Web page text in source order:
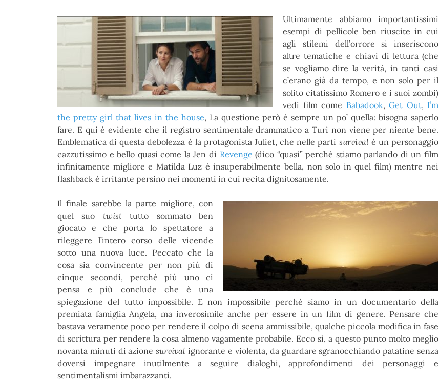
Ultimamente abbiamo importantissimi
esempi di pellicole ben riuscite in cui
agli stilemi dell’orrore si inseriscono
altre tematiche e chiavi di lettura (che
se vogliamo dire la verità, in tanti casi
c’erano già da tempo, e non solo per il
solito citatissimo Romero e i suoi zombi)
vedi film come Babadook, Get Out, I’m
the pretty girl that lives in the house, La questione però è sempre un po’ quella: bisogna saperlo
fare. E qui è evidente che il registro sentimentale drammatico a Turi non viene per niente bene.
Emblematica di questa debolezza è la protagonista Juliet, che nelle parti survival è un personaggio
cazzutissimo e bello quasi come la Jen di Revenge(dico “quasi” perché stiamo parlando di un film
infinitamente migliore e Matilda Luz è insuperabilmente bella, non solo in quel film) mentre nei
flashback è irritante persino nei momenti in cui recita dignitosamente.
Il finale sarebbe la parte migliore, con
quel suo twisttutto sommato ben
giocato e che porta lo spettatore a
rileggere l’intero corso delle vicende
sotto una nuova luce. Peccato che la
cosa sia convincente per non più di
cinque secondi, perché più uno ci
pensa e più conclude che è una
spiegazione del tutto impossibile. E non impossibile perché siamo in un documentario della
premiata famiglia Angela, ma inverosimile anche per essere in un film di genere. Pensare che
bastava veramente poco per rendere il colpo di scena ammissibile, qualche piccola modifica in fase
di scrittura per rendere la cosa almeno vagamente probabile. Ecco sì, a questo punto molto meglio
novanta minuti di azionesurvival ignorante e violenta, da guardare sgranocchiando patatine senza
doversi impegnare inutilmente a seguire dialoghi, approfondimenti dei personaggi e
sentimentalismi imbarazzanti.